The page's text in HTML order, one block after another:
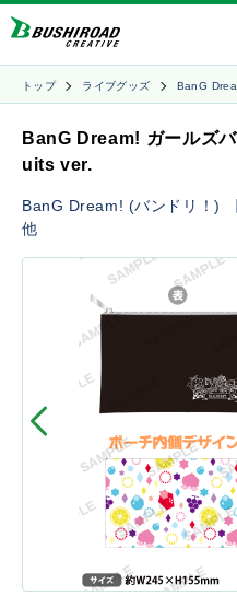
トップ ライブグッズ BanG
BanG Dream! ガールズ
uits ver.
BanG Dream! (バンドリ！)
他